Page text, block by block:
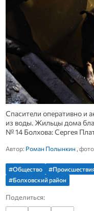
Спасители оперативно и
из воды. Жильцы дома
№ 14 Болхова: Сергея
Автор: Роман Полынкин ,
#Общество
#Болховский район
Поделиться: